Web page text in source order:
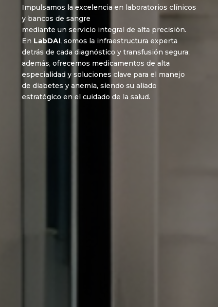
Impulsamos la excelencia en laboratorios clínicos
y bancos de sangre
mediante un servicio integral de alta precisión.
En LabDAI, somos la infraestructura experta
detrás de cada diagnóstico y transfusión segura;
además, ofrecemos medicamentos de alta
especialidad y soluciones clave para el manejo
de diabetes y anemia, siendo su aliado
estratégico en el cuidado de la salud.